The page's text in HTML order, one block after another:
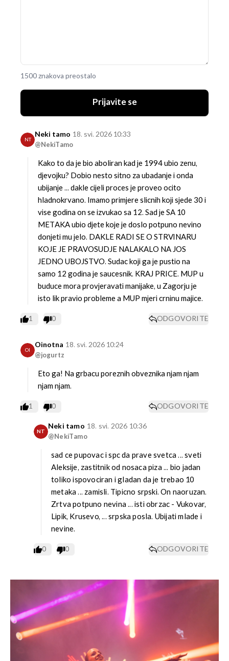
1500 znakova preostalo
Prijavite se
NT
Neki tamo
@NekiTamo
18. svi. 2026 10:33
Kako to da je bio aboliran kad je 1994 ubio zenu,
djevojku? Dobio nesto sitno za ubadanje i onda
ubijanje ... dakle cijeli proces je proveo ocito
hladnokrvano. Imamo primjere slicnih koji sjede 30 i
vise godina on se izvukao sa 12. Sad je SA 10
METAKA ubio djete koje je doslo potpuno nevino
donjeti mu jelo. DAKLE RADI SE O STRVINARU
KOJE JE PRAVOSUDJE NALAKALO NA JOS
JEDNO UBOJSTVO. Sudac koji ga je pustio na
samo 12 godina je saucesnik. KRAJ PRICE. MUP u
buduce mora provjeravati manijake, u Zagorju je
isto lik pravio probleme a MUP mjeri crninu majice.
1 0 ODGOVORITE
OI
Oinotna
@jogurtz
18. svi. 2026 10:24
Eto ga! Na grbacu poreznih obveznika njam njam
njam njam.
1 0 ODGOVORITE
NT
Neki tamo
@NekiTamo
18. svi. 2026 10:36
sad ce pupovac i spc da prave svetca ... sveti
Aleksije, zastitnik od nosaca piza ... bio jadan
toliko ispovociran i gladan da je trebao 10
metaka ... zamisli. Tipicno srpski. On naoruzan.
Zrtva potpuno nevina ... isti obrzac - Vukovar,
Lipik, Krusevo, ... srpska posla. Ubijati mlade i
nevine.
0 0 ODGOVORITE